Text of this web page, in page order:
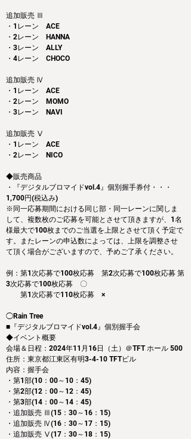
追加販売 Ⅲ
・1レーン　ACE
・2レーン　HANNA
・3レーン　ALLY
・4レーン　CHOCO
追加販売 Ⅳ
・1レーン　ACE
・2レーン　MOMO
・3レーン　NAVI
追加販売 Ⅴ
・1レーン　ACE
・2レーン　NICO
◆販売商品
・『デジタルブロマイドvol.4』個別握手券付・・・
1,700円(税込み)
※同一応募期間における同じ部・同一レーンに関しま
して、複数枚のご応募を可能とさせて頂きますが、1名
様最大で100枚までのご当選を上限とさせて頂く予定で
す。またレーンの申込数によっては、上限を調整させ
て頂く場合がございますので、予めご了承ください。
例：第1次応募で100枚応募　第2次応募で100枚応募 第
3次応募で100枚応募　〇
第1次応募で110枚応募　×
◯Rain Tree
■『デジタルブロマイドvol.4』個別握手会
◆イベント概要
会場＆日程：2024年11月16日（土）＠TFT ホール 500
住所：東京都江東区有明3-4-10 TFTビル
内容：握手会
・第1部(10：00～10：45)
・第2部(12：00～12：45)
・第3部(14：00～14：45)
・追加販売 Ⅲ(15：30～16：15)
・追加販売 Ⅳ(16：30～17：15)
・追加販売 Ⅴ(17：30～18：15)